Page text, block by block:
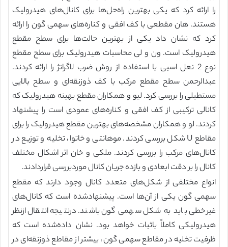
را ارائه کرد که یکی بهترین راه‌حل‌ها برای کانال‌های هیدرولیک
هستند. هان مقطعی با کف افقی و کناره‌های سهمی گون را ارائه
کرد که نشان داد یکی از بهترین حالت‌ها برای سطح مقطع
هیدرولیک است. ون و لی محاسبات هیدرولیک برای سطح مقطع
نوع 2 نعل اسبی با استفاده از روش ضرب لاگرانژ را ارائه کردند.
عبدالرحمن سطح مقطع مرکب با کف ذوزنقه‌ای و سطح بالایی
مستطیلی را بررسی کرد. لیو و همکاران مقطع بهینه هیدرولیک که
کانالی ترکیبی از کف افقی و کناره‌های عمودی است را پیشنهاد
کردند. لو و همکاران مشخصه‌های بهترین مقطع هیدرولیک را برای
مقاطع U شکل بررسی کردند. موهانتی و خاتوا، تخلیه و توزیع در
کانال‌های مرکب را بررسی کردند. ملکی و خان اثر اشکال مختلف
کانال را بر دقت ابعادی و بازده جریان کانال موردبررسی قراردادند.
انواع مختلفی از شکل‌های متعدد کانال وجود دارند که مقطع
سهمی گون یکی از آن‌ها است. پیشنهادشده است که کانال‌های
غیرخطی باید به شکل سهمی گون باشند. درنتیجه انتقال ازنظر
هیدرولیکی کاملاً باثبات خواهد بود. نشان داده‌شده است که
ظرفیت تخلیه در مقاطع سهمی گون، بیشتر از مقاطع ذوزنقه‌ای در